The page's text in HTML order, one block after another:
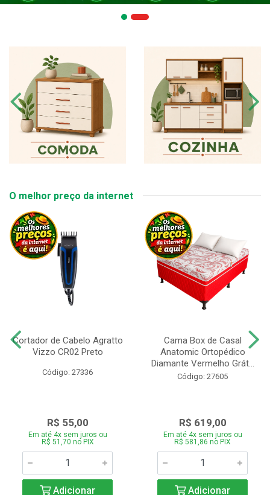
O melhor preço da internet
Cortador de Cabelo Agratto
Vizzo CR02 Preto
Código: 27336
R$ 55,00
Em até 4x sem juros ou
R$ 51,70 no PIX
Adicionar
Cama Box de Casal
Anatomic Ortopédico
Diamante Vermelho Grát...
Código: 27605
R$ 619,00
Em até 4x sem juros ou
R$ 581,86 no PIX
Adicionar